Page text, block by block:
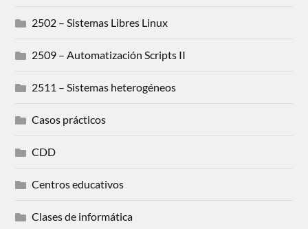
2502 – Sistemas Libres Linux
2509 – Automatización Scripts II
2511 – Sistemas heterogéneos
Casos prácticos
CDD
Centros educativos
Clases de informática